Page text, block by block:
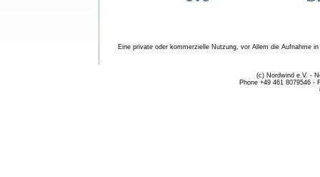
Eine private oder kommerzielle Nutzung, vor Allem die Aufnahme
(c) Nordwind e.V. -
Phone +49 461 8079546 -